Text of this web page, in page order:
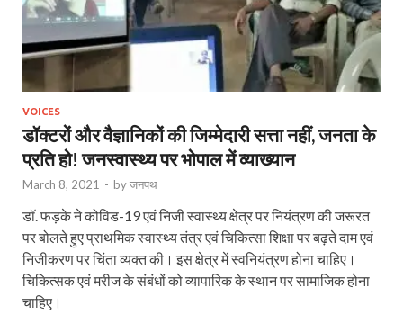
VOICES
डॉक्टरों और वैज्ञानिकों की जिम्मेदारी सत्ता नहीं, जनता के
प्रति हो! जनस्वास्थ्य पर भोपाल में व्याख्यान
March 8, 2021 - byजनपथ
डॉ. फड़के ने कोविड-19 एवं निजी स्वास्थ्य क्षेत्र पर नियंत्रण की जरूरत
पर बोलते हुए प्राथमिक स्वास्थ्य तंत्र एवं चिकित्सा शिक्षा पर बढ़ते दाम एवं
निजीकरण पर चिंता व्यक्त की। इस क्षेत्र में स्वनियंत्रण होना चाहिए।
चिकित्सक एवं मरीज के संबंधों को व्यापारिक के स्थान पर सामाजिक होना
चाहिए।